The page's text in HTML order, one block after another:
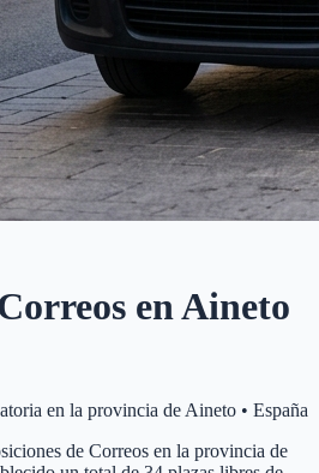
enAineto
en la provincia de Aineto • España
de Correos en la provincia de